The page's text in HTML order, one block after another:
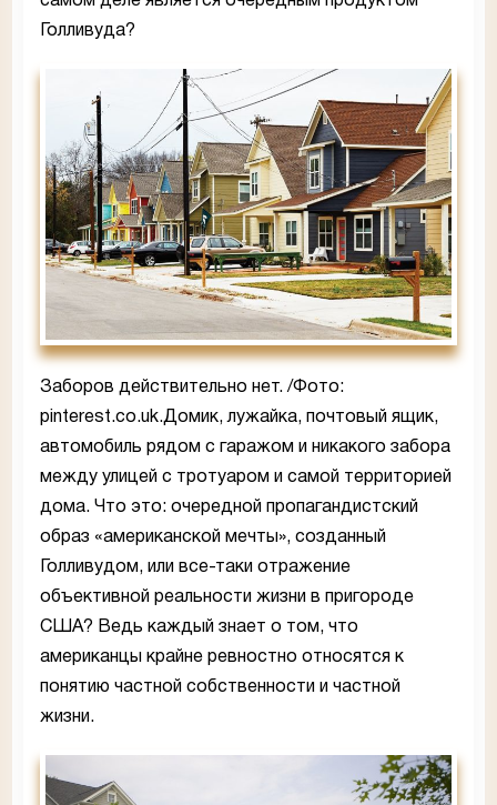
Голливуда?
Заборов действительно нет. /Фото:
pinterest.co.uk.Домик, лужайка, почтовый ящик,
автомобиль рядом с гаражом и никакого забора
между улицей с тротуаром и самой территорией
дома. Что это: очередной пропагандистский
образ «американской мечты», созданный
Голливудом, или все-таки отражение
объективной реальности жизни в пригороде
США? Ведь каждый знает о том, что
американцы крайне ревностно относятся к
понятию частной собственности и частной
жизни.